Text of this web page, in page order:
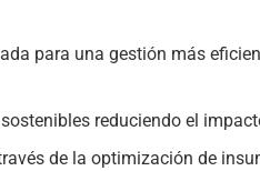
para una gestión más
reduciendo el
de la optimización de